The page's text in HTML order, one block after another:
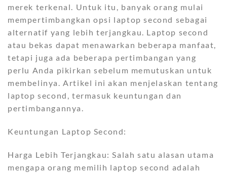
merek terkenal. Untuk itu, banyak orang mulai
mempertimbangkan opsi laptop second sebagai
alternatif yang lebih terjangkau. Laptop second
atau bekas dapat menawarkan beberapa manfaat,
tetapi juga ada beberapa pertimbangan yang
perlu Anda pikirkan sebelum memutuskan untuk
membelinya. Artikel ini akan menjelaskan tentang
laptop second, termasuk keuntungan dan
pertimbangannya.
Keuntungan Laptop Second:
Harga Lebih Terjangkau: Salah satu alasan utama
mengapa orang memilih laptop second adalah